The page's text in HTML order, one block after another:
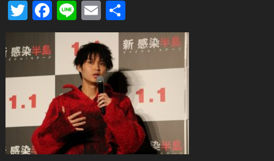
Twitter
Facebook
LineEmail
有